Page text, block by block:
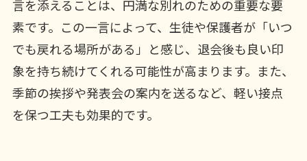
言を添えることは、円満な別れのための重要な要
素です。この一言によって、生徒や保護者が「いつ
でも戻れる場所がある」と感じ、退会後も良い印
象を持ち続けてくれる可能性が高まります。また、
季節の挨拶や発表会の案内を送るなど、軽い接点
を保つ工夫も効果的です。